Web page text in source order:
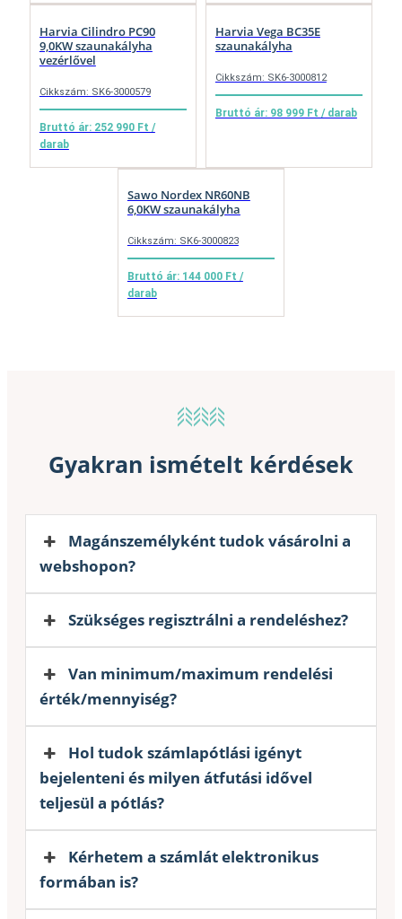
Harvia Cilindro PC90
9,0KW szaunakályha
vezérlővel
Cikkszám: SK6-3000579
Bruttó ár: 252 990 Ft /
darab
Harvia Vega BC35E
szaunakályha
Cikkszám: SK6-3000812
Bruttó ár: 98 999 Ft / darab
Sawo Nordex NR60NB
6,0KW szaunakályha
Cikkszám: SK6-3000823
Bruttó ár: 144 000 Ft /
darab
Gyakran ismételt kérdések
Magánszemélyként tudok vásárolni a
webshopon?
Szükséges regisztrálni a rendeléshez?
Van minimum/maximum rendelési
érték/mennyiség?
Hol tudok számlapótlási igényt
bejelenteni és milyen átfutási idővel
teljesül a pótlás?
Kérhetem a számlát elektronikus
formában is?